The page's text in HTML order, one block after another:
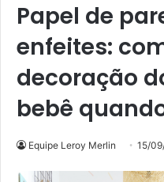
Papel de
enfeites:
decoração
bebê
Equipe Leroy Merlin 15/